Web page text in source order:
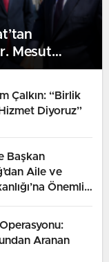
Mesut
Çalkın: “Birlik
Diyoruz”
Başkan
Aile ve
Önemli
Aranan